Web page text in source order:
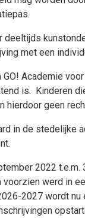
deeltijds
met een
Academie
is. Kinderen
hierdoor geen
in de stedelijke
2022
voorzien werd in
2027 wordt